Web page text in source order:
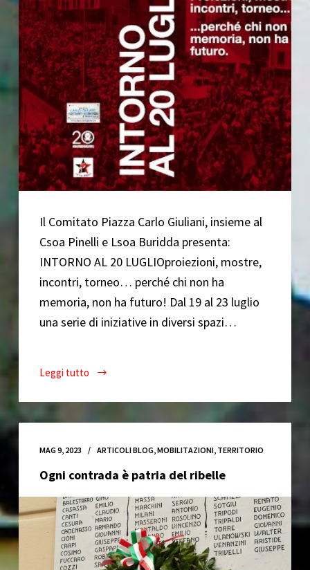
Il Comitato Piazza Carlo Giuliani, insieme al
Csoa Pinelli e Lsoa Buridda presenta:
INTORNO AL 20 LUGLIOproiezioni, mostre,
incontri, torneo… perché chi non ha
memoria, non ha futuro! Dal 19 al 23 luglio
una serie di iniziative in diversi spazi…
Leggi tutto
Intorno
–
non
ha
memoria,
non
ha
futuro!
MAG 9, 2023 ARTICOLI BLOG, MOBILITAZIONI, TERRITORIO
Ogni contrada è patria del ribelle